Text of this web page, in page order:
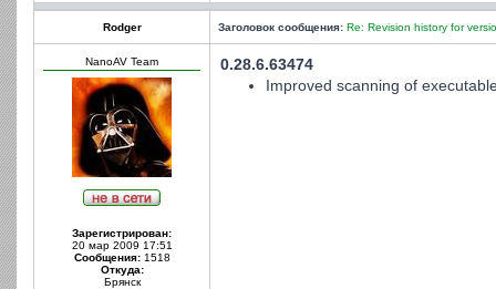
Rodger Заголовок сообщения: Re: Revision history for
NanoAV Team
Зарегистрирован:
20 мар 2009 17:51
Сообщения:1518
Откуда:
Брянск
0.28.6.63474
Improved scanning of